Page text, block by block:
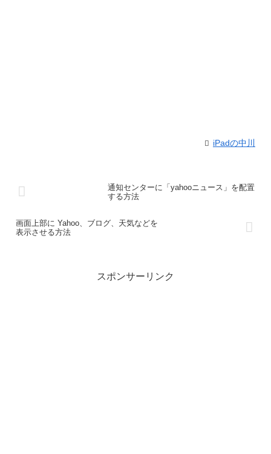
iPadの中川
通知センターに「yahooニュース」を配置
する方法
画面上部に Yahoo、ブログ、天気などを
表示させる方法
スポンサーリンク